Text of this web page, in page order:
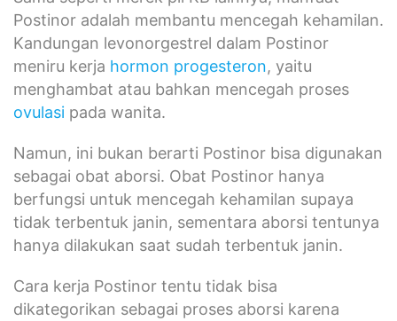
Postinor adalah membantu mencegah kehamilan.
Kandungan levonorgestrel dalam Postinor
meniru kerja hormon progesteron, yaitu
menghambat atau bahkan mencegah proses
ovulasi pada wanita.
Namun, ini bukan berarti Postinor bisa digunakan
sebagai obat aborsi. Obat Postinor hanya
berfungsi untuk mencegah kehamilan supaya
tidak terbentuk janin, sementara aborsi tentunya
hanya dilakukan saat sudah terbentuk janin.
Cara kerja Postinor tentu tidak bisa
dikategorikan sebagai proses aborsi karena